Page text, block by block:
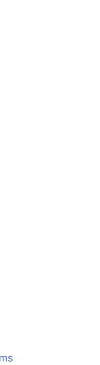
さいね😳